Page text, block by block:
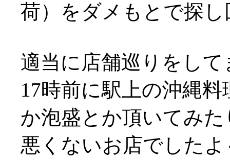
荷）をダメもとで探し
適当に店舗巡りをし
17時前に駅上の沖縄
か泡盛とか頂いてみた
悪くないお店でした